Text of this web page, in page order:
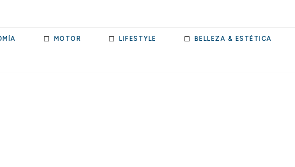
MOTOR LIFESTYLE BELLEZA & ESTÉTICA